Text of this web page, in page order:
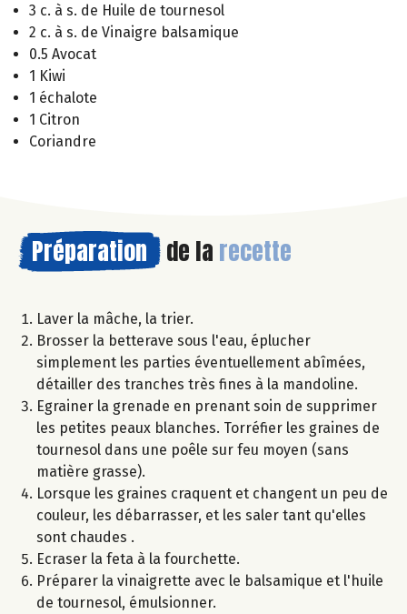
3 c. à s. de Huile de tournesol
2 c. à s. de Vinaigre balsamique
0.5 Avocat
1 Kiwi
1 échalote
1 Citron
Coriandre
Préparation de la recette
Laver la mâche, la trier.
Brosser la betterave sous l'eau, éplucher
simplement les parties éventuellement abîmées,
détailler des tranches très fines à la mandoline.
Egrainer la grenade en prenant soin de supprimer
les petites peaux blanches. Torréfier les graines de
tournesol dans une poêle sur feu moyen (sans
matière grasse).
Lorsque les graines craquent et changent un peu de
couleur, les débarrasser, et les saler tant qu'elles
sont chaudes .
Ecraser la feta à la fourchette.
Préparer la vinaigrette avec le balsamique et l'huile
de tournesol, émulsionner.